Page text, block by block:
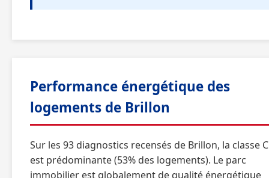
Performance énergétique des
logements de Brillon
Sur les 93 diagnostics recensés de Brillon, la classe C
est prédominante (53% des logements). Le parc
immobilier est globalement de qualité énergétique